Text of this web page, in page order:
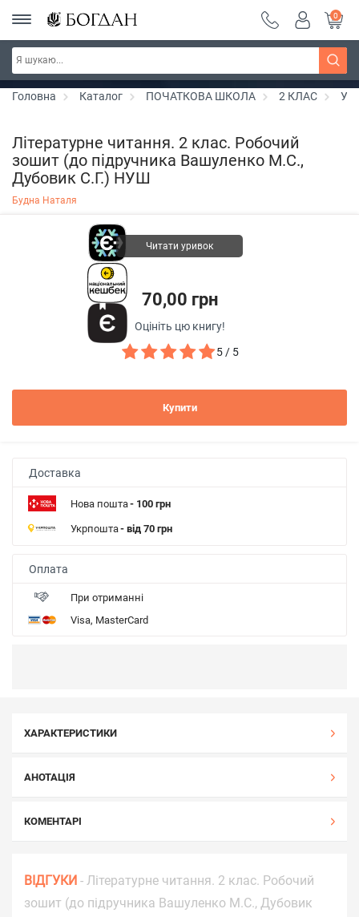
РОЗПРОДАЖ ~ 150 грн ~ 200 грн ~ 250 грн ~
300 грн ~ РОЗПРОДАЖ
Дізнатись більше
0
Головна Каталог ПОЧАТКОВА ШКОЛА 2 КЛАС
Літературне читання. 2 клас. Робочий
зошит (до підручника Вашуленко М.С.,
Дубовик С.Г.) НУШ
Будна Наталя
Читати уривок
70,00 грн
Оцініть цю книгу!
5 / 5
Купити
Доставка
Нова пошта- 100 грн
Укрпошта- від 70 грн
Оплата
При отриманні
Visa, MasterCard
ХАРАКТЕРИСТИКИ
АНОТАЦІЯ
КОМЕНТАРІ
ВІДГУКИ - Літературне читання. 2 клас. Робочий
зошит (до підручника Вашуленко М.С., Дубовик